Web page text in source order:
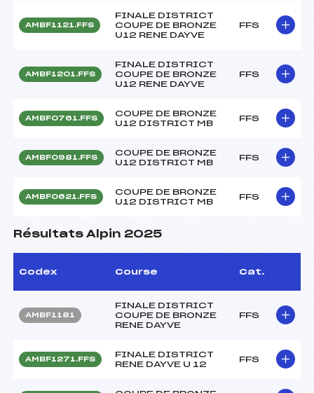
AMBF1121.FFS
FINALE DISTRICT
COUPE DE BRONZE
U12 RENE DAYVE
FFS
AMBF1201.FFS
FINALE DISTRICT
COUPE DE BRONZE
U12 RENE DAYVE
FFS
AMBF0761.FFS
COUPE DE BRONZE
U12 DISTRICT MB
FFS
AMBF0981.FFS
COUPE DE BRONZE
U12 DISTRICT MB
FFS
AMBF0621.FFS
COUPE DE BRONZE
U12 DISTRICT MB
FFS
Résultats Alpin 2025
Codex Course Cat.
AMBF1181
FINALE DISTRICT
COUPE DE BRONZE
RENE DAYVE
FFS
AMBF1271.FFS
FINALE DISTRICT
RENE DAYVE U 12
FFS